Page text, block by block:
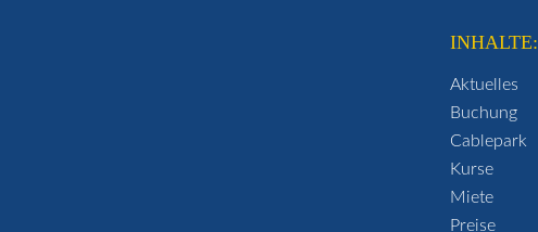
INHALTE:
Aktuelles
Buchung
Cablepark
Kurse
Miete
Preise